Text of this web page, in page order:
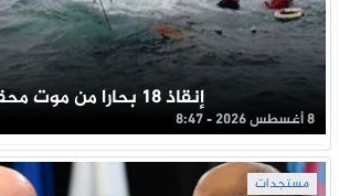
إنقاذ 18 بحارا من موت محقق
8 أغسطس 2026 - 8:47
مستجدات